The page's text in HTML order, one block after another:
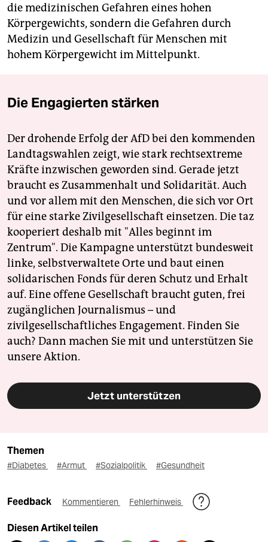
die medizinischen Gefahren eines hohen
Körpergewichts, sondern die Gefahren durch
Medizin und Gesellschaft für Menschen mit
hohem Körpergewicht im Mittelpunkt.
Die Engagierten stärken
Der drohende Erfolg der AfD bei den kommenden
Landtagswahlen zeigt, wie stark rechtsextreme
Kräfte inzwischen geworden sind. Gerade jetzt
braucht es Zusammenhalt und Solidarität. Auch
und vor allem mit den Menschen, die sich vor Ort
für eine starke Zivilgesellschaft einsetzen. Die taz
kooperiert deshalb mit "Alles beginnt im
Zentrum". Die Kampagne unterstützt bundesweit
linke, selbstverwaltete Orte und baut einen
solidarischen Fonds für deren Schutz und Erhalt
auf. Eine offene Gesellschaft braucht guten, frei
zugänglichen Journalismus – und
zivilgesellschaftliches Engagement. Finden Sie
auch? Dann machen Sie mit und unterstützen Sie
unsere Aktion.
Jetzt unterstützen
Themen
#Diabetes #Armut #Sozialpolitik #Gesundheit
Feedback Kommentieren Fehlerhinweis
Diesen Artikel teilen